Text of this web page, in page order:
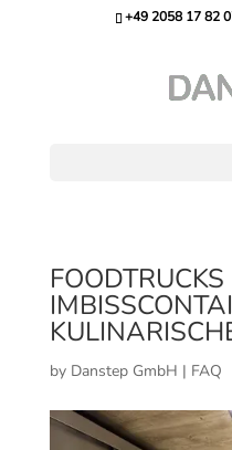
+49 2058 17 82
by Danstep GmbH | FAQ